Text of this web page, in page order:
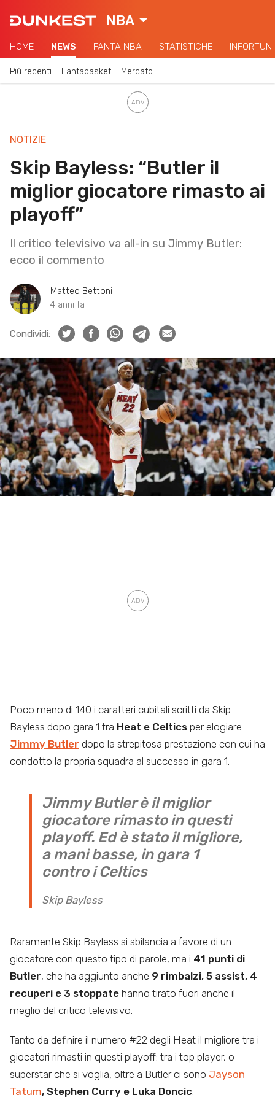
NBA
HOME NEWS FANTA NBA STATISTICHE INFORTUNI
Più recenti Fantabasket Mercato
NOTIZIE
Skip Bayless: “Butler il
miglior giocatore rimasto ai
playoff”
Il critico televisivo va all-in su Jimmy Butler:
ecco il commento
Matteo Bettoni
4 anni fa
Condividi:
Poco meno di 140 i caratteri cubitali scritti da Skip
Bayless dopo gara 1 tra Heat e Celtics per elogiare
Jimmy Butler dopo la strepitosa prestazione con cui ha
condotto la propria squadra al successo in gara 1.
Jimmy Butler è il miglior
giocatore rimasto in questi
playoff. Ed è stato il migliore,
a mani basse, in gara 1
contro i Celtics
Skip Bayless
Raramente Skip Bayless si sbilancia a favore di un
giocatore con questo tipo di parole, ma i 41 punti di
Butler, che ha aggiunto anche 9 rimbalzi, 5 assist, 4
recuperi e 3 stoppate hanno tirato fuori anche il
meglio del critico televisivo.
Tanto da definire il numero #22 degli Heat il migliore tra i
giocatori rimasti in questi playoff: tra i top player, o
superstar che si voglia, oltre a Butler ci sono Jayson
Tatum, Stephen Curry e Luka Doncic.